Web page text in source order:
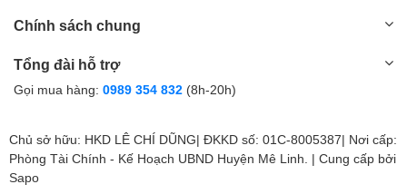
Chính sách chung
Tổng đài hỗ trợ
Gọi mua hàng: 0989 354 832 (8h-20h)
Chủ sở hữu: HKD LÊ CHÍ DŨNG| ĐKKD số: 01C-8005387| Nơi cấp:
Phòng Tài Chính - Kế Hoạch UBND Huyện Mê Linh. | Cung cấp bởi
Sapo